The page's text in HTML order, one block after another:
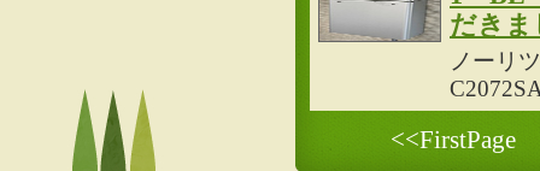
だきま
ノーリ